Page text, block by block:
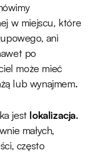
w miejscu, które
ani
po
może mieć
lub wynajmem.
jest lokalizacja.
małych,
często